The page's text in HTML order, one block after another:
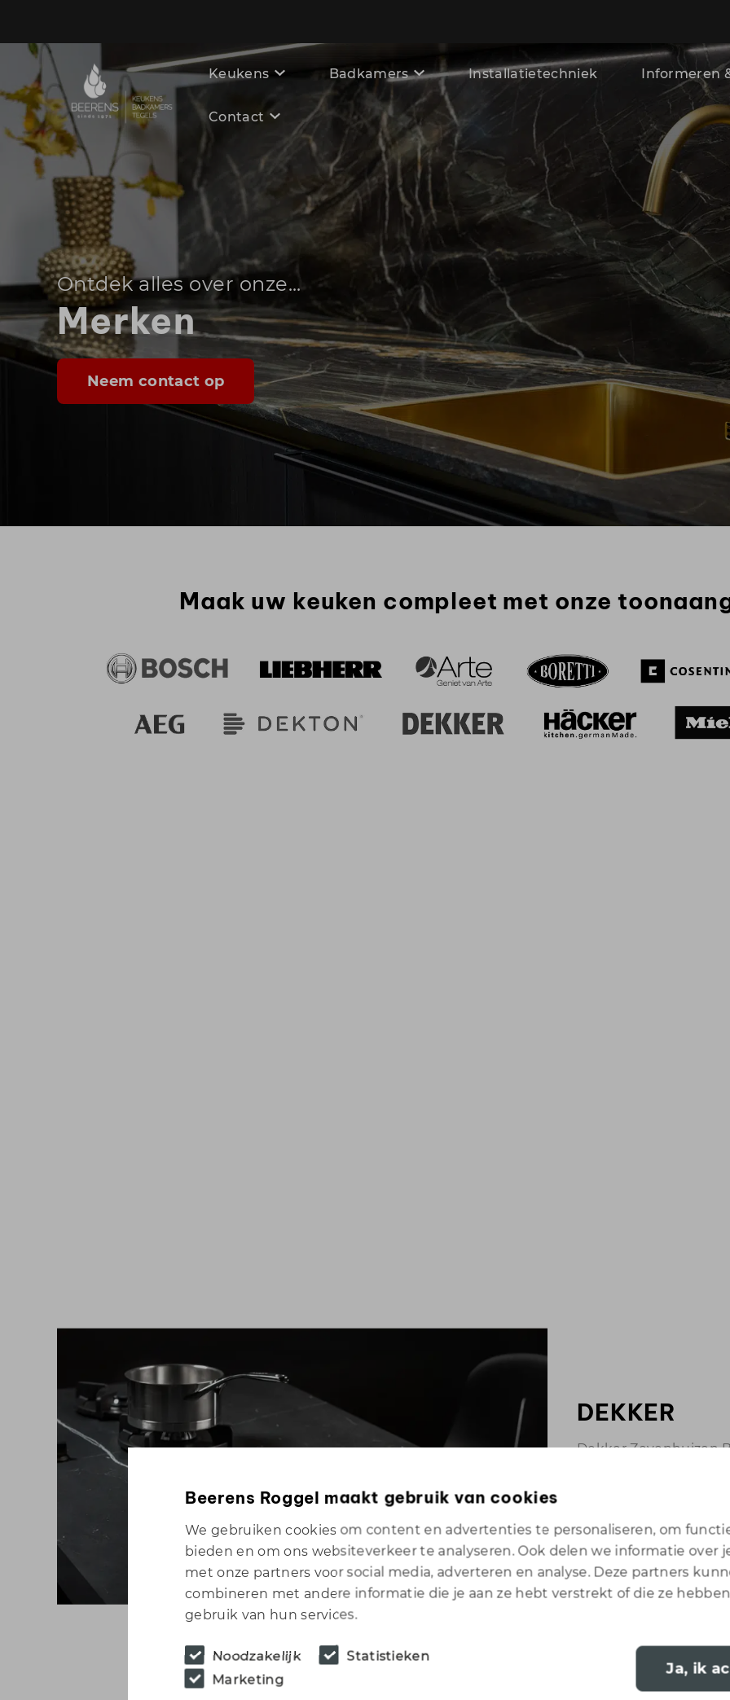
Beerens Roggel maakt gebruik van cookies
We gebruiken cookies om content en advertenties te personaliseren, om
bieden en om ons websiteverkeer te analyseren. Ook delen we informatie over
met onze partners voor social media, adverteren en analyse. Deze partners
combineren met andere informatie die je aan ze hebt verstrekt of die ze
gebruik van hun services.
Noodzakelijk
Statistieken
Marketing
Ja, ik
Keukens Badkamers Installatietechniek Informeren
Contact
Ontdek alles over onze...
Merken
Neem contact op
Maak uw keuken compleet met onze
DEKKER
Dekker Zevenhuizen
toonaangevende in
familiebedrijf is
materialen tot